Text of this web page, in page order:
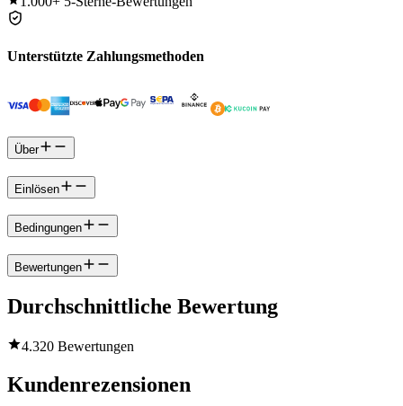
Unterstützte Zahlungsmethoden
Über
Einlösen
Bedingungen
Bewertungen
Durchschnittliche Bewertung
4.320 Bewertungen
Kundenrezensionen